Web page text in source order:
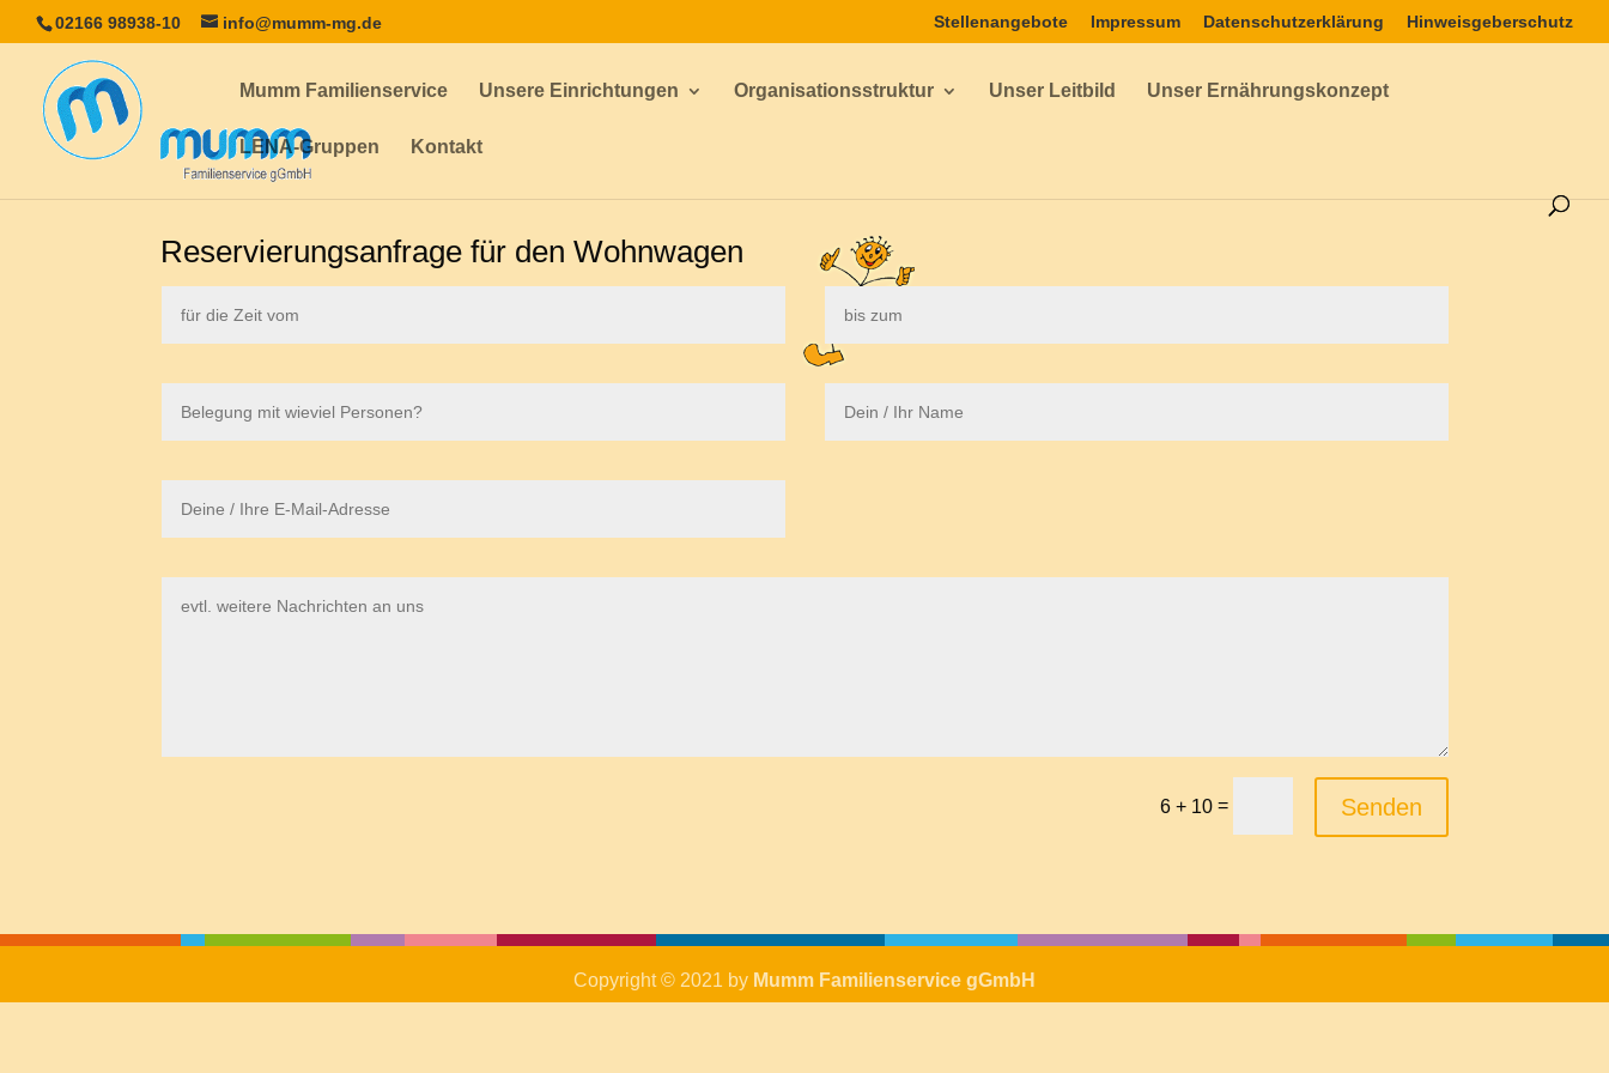
02166 98938-10 info@mumm-mg.de Stellenangebote Impressum Datenschutzerklärung Hinweisgeberschutz
Mumm Familienservice Unsere Einrichtungen Organisationsstruktur Unser Leitbild Unser Ernährungskonzept
LENA-Gruppen Kontakt
Reservierungsanfrage für den Wohnwagen
6 + 10= Senden
Copyright © 2021 by Mumm Familienservice gGmbH